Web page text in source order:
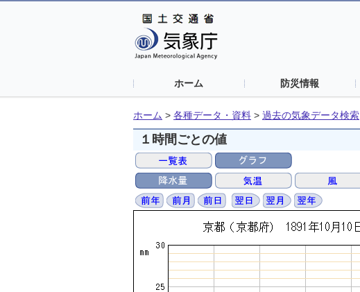
ホーム 防災情報
ホーム > 各種データ・資料 > 過去の気象データ検索
１時間ごとの値